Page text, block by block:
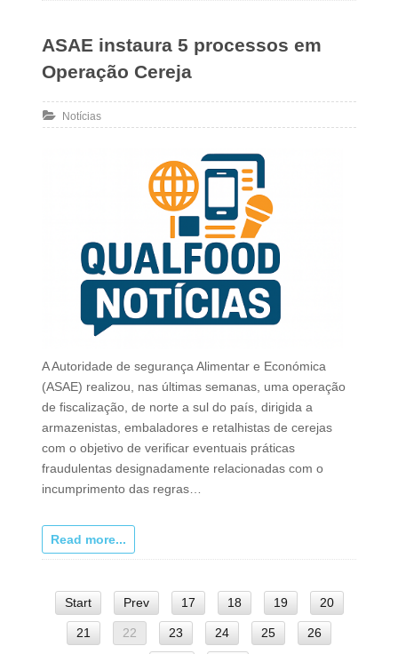
ASAE instaura 5 processos em
Operação Cereja
Notícias
A Autoridade de segurança Alimentar e Económica
(ASAE) realizou, nas últimas semanas, uma operação
de fiscalização, de norte a sul do país, dirigida a
armazenistas, embaladores e retalhistas de cerejas
com o objetivo de verificar eventuais práticas
fraudulentas designadamente relacionadas com o
incumprimento das regras…
Read more...
Start Prev 17 18 19 20
21 22 23 24 25 26